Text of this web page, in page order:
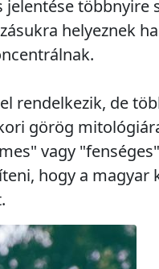
többnyire
helyeznek
rendelkezik, de
görög
vagy
hogy a magyar